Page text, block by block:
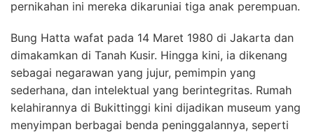
pernikahan ini mereka dikaruniai tiga anak perempuan.
Bung Hatta wafat pada 14 Maret 1980 di Jakarta dan
dimakamkan di Tanah Kusir. Hingga kini, ia dikenang
sebagai negarawan yang jujur, pemimpin yang
sederhana, dan intelektual yang berintegritas. Rumah
kelahirannya di Bukittinggi kini dijadikan museum yang
menyimpan berbagai benda peninggalannya, seperti